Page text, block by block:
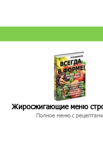
Жиросжигающие меню
Полное меню с рецептами